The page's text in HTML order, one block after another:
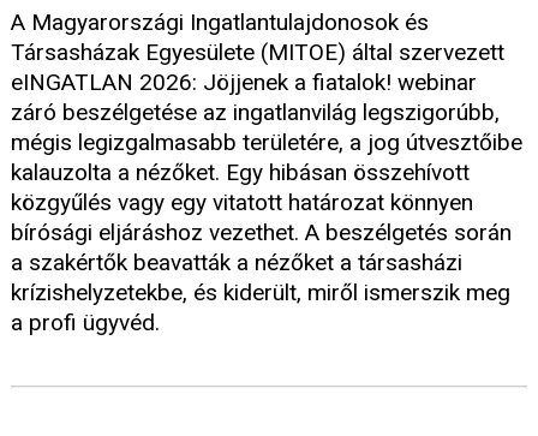
A Magyarországi Ingatlantulajdonosok és
Társasházak Egyesülete (MITOE) által szervezett
eINGATLAN 2026: Jöjjenek a fiatalok! webinar
záró beszélgetése az ingatlanvilág legszigorúbb,
mégis legizgalmasabb területére, a jog útvesztőibe
kalauzolta a nézőket. Egy hibásan összehívott
közgyűlés vagy egy vitatott határozat könnyen
bírósági eljáráshoz vezethet. A beszélgetés során
a szakértők beavatták a nézőket a társasházi
krízishelyzetekbe, és kiderült, miről ismerszik meg
a profi ügyvéd.